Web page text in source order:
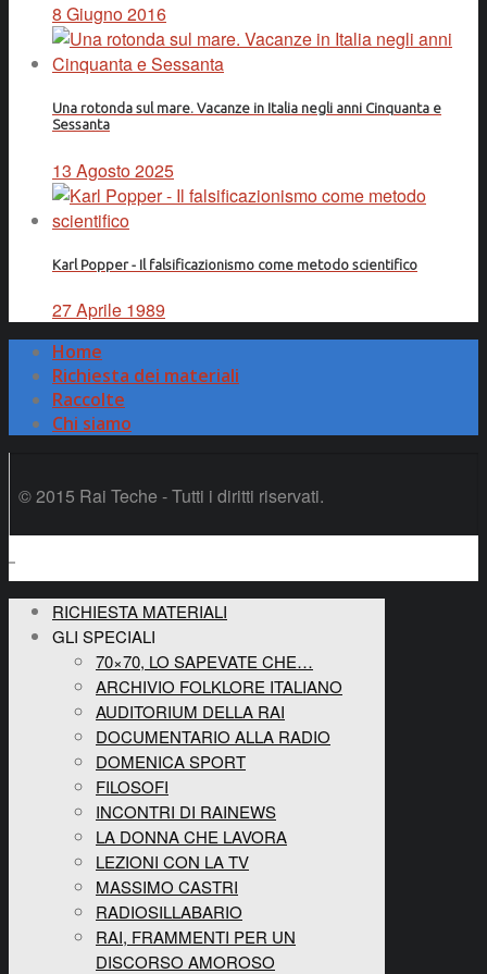
8 Giugno 2016
Una rotonda sul mare. Vacanze in Italia negli anni Cinquanta e
Sessanta
13 Agosto 2025
Karl Popper - Il falsificazionismo come metodo scientifico
27 Aprile 1989
Home
Richiesta dei materiali
Raccolte
Chi siamo
© 2015 Rai Teche - Tutti i diritti riservati.
RICHIESTA MATERIALI
GLI SPECIALI
70×70, LO SAPEVATE CHE…
ARCHIVIO FOLKLORE ITALIANO
AUDITORIUM DELLA RAI
DOCUMENTARIO ALLA RADIO
DOMENICA SPORT
FILOSOFI
INCONTRI DI RAINEWS
LA DONNA CHE LAVORA
LEZIONI CON LA TV
MASSIMO CASTRI
RADIOSILLABARIO
RAI, FRAMMENTI PER UN
DISCORSO AMOROSO